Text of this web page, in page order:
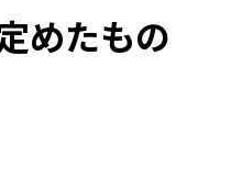
めたもの